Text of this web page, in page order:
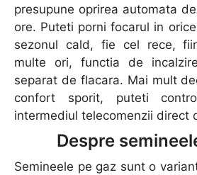
presupune oprirea automata
ore. Puteti porni focarul in
sezonul cald, fie cel rece,
multe ori, functia de
separat de flacara. Mai mult
confort sporit, puteti
intermediul telecomenzii direct
Despre
Semineele pe gaz sunt o